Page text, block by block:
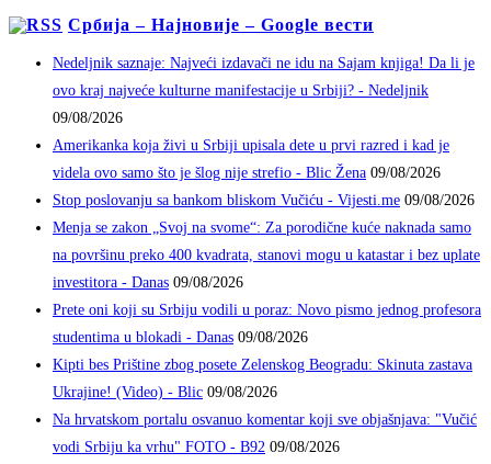
Србија – Најновије – Google вести
Nedeljnik saznaje: Najveći izdavači ne idu na Sajam knjiga! Da li je
ovo kraj najveće kulturne manifestacije u Srbiji? - Nedeljnik
09/08/2026
Amerikanka koja živi u Srbiji upisala dete u prvi razred i kad je
videla ovo samo što je šlog nije strefio - Blic Žena 09/08/2026
Stop poslovanju sa bankom bliskom Vučiću - Vijesti.me 09/08/2026
Menja se zakon „Svoj na svome“: Za porodične kuće naknada samo
na površinu preko 400 kvadrata, stanovi mogu u katastar i bez uplate
investitora - Danas 09/08/2026
Prete oni koji su Srbiju vodili u poraz: Novo pismo jednog profesora
studentima u blokadi - Danas 09/08/2026
Kipti bes Prištine zbog posete Zelenskog Beogradu: Skinuta zastava
Ukrajine! (Video) - Blic 09/08/2026
Na hrvatskom portalu osvanuo komentar koji sve objašnjava: "Vučić
vodi Srbiju ka vrhu" FOTO - B92 09/08/2026